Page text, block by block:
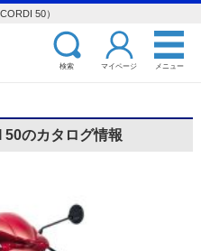
50）
検索 マイページ メニュー
のカタログ情報